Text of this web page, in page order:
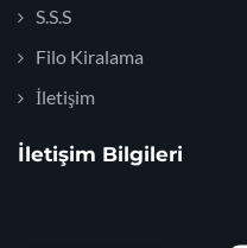
S.S.S
Filo Kiralama
İletişim
İletişim Bilgileri